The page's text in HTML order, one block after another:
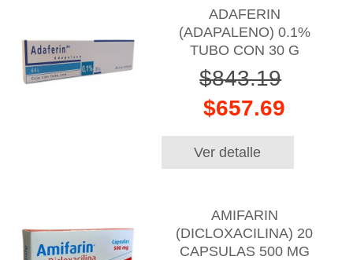
ADAFERIN
(ADAPALENO) 0.1%
TUBO CON 30 G
$843.19
$657.69
Ver detalle
AMIFARIN
(DICLOXACILINA) 20
CAPSULAS 500 MG